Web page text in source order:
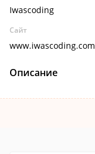
Iwascoding
Сайт
www.iwascoding.com
Описание